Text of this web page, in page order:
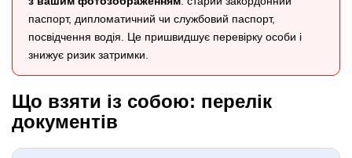
паспорт, дипломатичний чи службовий паспорт,
посвідчення водія. Це пришвидшує перевірку особи і
знижує ризик затримки.
Що взяти із собою: перелік
документів